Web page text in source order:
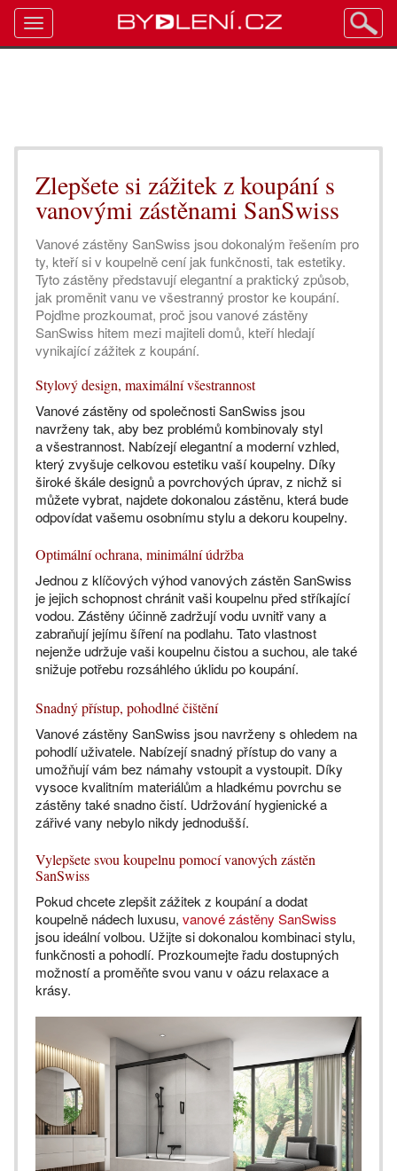
Zlepšete si zážitek z koupání s
vanovými zástěnami SanSwiss
Vanové zástěny SanSwiss jsou dokonalým řešením pro
ty, kteří si v koupelně cení jak funkčnosti, tak estetiky.
Tyto zástěny představují elegantní a praktický způsob,
jak proměnit vanu ve všestranný prostor ke koupání.
Pojďme prozkoumat, proč jsou vanové zástěny
SanSwiss hitem mezi majiteli domů, kteří hledají
vynikající zážitek z koupání.
Stylový design, maximální všestrannost
Vanové zástěny od společnosti SanSwiss jsou
navrženy tak, aby bez problémů kombinovaly styl
a všestrannost. Nabízejí elegantní a moderní vzhled,
který zvyšuje celkovou estetiku vaší koupelny. Díky
široké škále designů a povrchových úprav, z nichž si
můžete vybrat, najdete dokonalou zástěnu, která bude
odpovídat vašemu osobnímu stylu a dekoru koupelny.
Optimální ochrana, minimální údržba
Jednou z klíčových výhod vanových zástěn SanSwiss
je jejich schopnost chránit vaši koupelnu před stříkající
vodou. Zástěny účinně zadržují vodu uvnitř vany a
zabraňují jejímu šíření na podlahu. Tato vlastnost
nejenže udržuje vaši koupelnu čistou a suchou, ale také
snižuje potřebu rozsáhlého úklidu po koupání.
Snadný přístup, pohodlné čištění
Vanové zástěny SanSwiss jsou navrženy s ohledem na
pohodlí uživatele. Nabízejí snadný přístup do vany a
umožňují vám bez námahy vstoupit a vystoupit. Díky
vysoce kvalitním materiálům a hladkému povrchu se
zástěny také snadno čistí. Udržování hygienické a
zářivé vany nebylo nikdy jednodušší.
Vylepšete svou koupelnu pomocí vanových zástěn
SanSwiss
Pokud chcete zlepšit zážitek z koupání a dodat
koupelně nádech luxusu, vanové zástěny SanSwiss
jsou ideální volbou. Užijte si dokonalou kombinaci stylu,
funkčnosti a pohodlí. Prozkoumejte řadu dostupných
možností a proměňte svou vanu v oázu relaxace a
krásy.
Toggle
navigation